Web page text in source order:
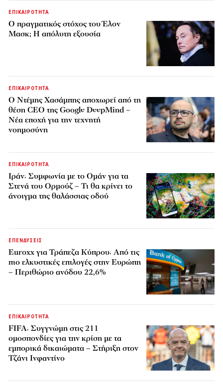
ΕΠΙΚΑΙΡΟΤΗΤΑ
Ο πραγματικός στόχος του Έλον
Μασκ; Η απόλυτη εξουσία
ΕΠΙΚΑΙΡΟΤΗΤΑ
Ο Ντέμης Χασάμπης αποχωρεί από τη
θέση CEO της Google DeepMind –
Νέα εποχή για την τεχνητή
νοημοσύνη
ΕΠΙΚΑΙΡΟΤΗΤΑ
Ιράν: Συμφωνία με το Ομάν για τα
Στενά του Ορμούζ – Τι θα κρίνει το
άνοιγμα της θαλάσσιας οδού
ΕΠΕΝΔΥΣΕΙΣ
Euroxx για Τράπεζα Κύπρου: Από τις
πιο ελκυστικές επιλογές στην Ευρώπη
– Περιθώριο ανόδου 22,6%
ΕΠΙΚΑΙΡΟΤΗΤΑ
FIFA: Συγγνώμη στις 211
ομοσπονδίες για την κρίση με τα
εμπορικά δικαιώματα – Στήριξη στον
Τζάνι Ινφαντίνο